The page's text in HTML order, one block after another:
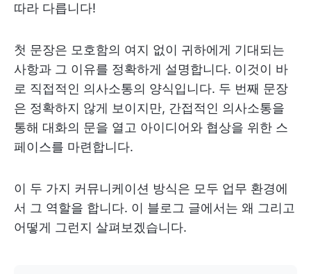
따라 다릅니다!
첫 문장은 모호함의 여지 없이 귀하에게 기대되는
사항과 그 이유를 정확하게 설명합니다. 이것이 바
로 직접적인 의사소통의 양식입니다. 두 번째 문장
은 정확하지 않게 보이지만, 간접적인 의사소통을
통해 대화의 문을 열고 아이디어와 협상을 위한 스
페이스를 마련합니다.
이 두 가지 커뮤니케이션 방식은 모두 업무 환경에
서 그 역할을 합니다. 이 블로그 글에서는 왜 그리고
어떻게 그런지 살펴보겠습니다.